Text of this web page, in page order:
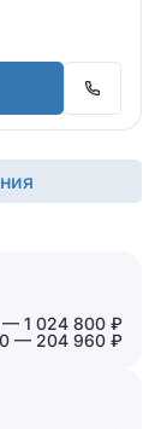
— 1 024 800 ₽
— 204 960 ₽